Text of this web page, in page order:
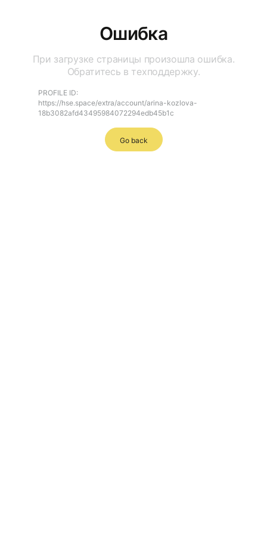
Ошибка
При загрузке страницы произошла ошибка.
Обратитесь в техподдержку.
PROFILE ID:
https://hse.space/extra/account/arina-kozlova-
18b3082afd43495984072294edb45b1c
Go back